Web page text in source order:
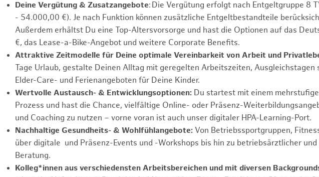
Deine Vergütung & Zusatzangebote: Die Vergütung erfolgt nach Entgeltgruppe 8
- 54.000,00 €). Je nach Funktion können zusätzliche Entgeltbestandteile
Außerdem erhältst Du eine Top-Altersvorsorge und hast die Optionen auf das
€, das Lease-a-Bike-Angebot und weitere Corporate Benefits.
Attraktive Zeitmodelle für Deine optimale Vereinbarkeit von Arbeit und
Tage Urlaub, gestalte Deinen Alltag mit geregelten Arbeitszeiten, Ausgleichstagen
Elder-Care- und Ferienangeboten für Deine Kinder.
Wertvolle Austausch- & Entwicklungsoptionen: Du startest mit einem
Prozess und hast die Chance, vielfältige Online- oder Präsenz-
und Coaching zu nutzen – vorne voran ist auch unser digitaler HPA-Learning-Port.
Nachhaltige Gesundheits- & Wohlfühlangebote: Von Betriebssportgruppen,
über digitale und Präsenz-Events und -Workshops bis hin zu betriebsärztlicher und
Beratung.
Kolleg*innen aus verschiedensten Arbeitsbereichen und mit diversen